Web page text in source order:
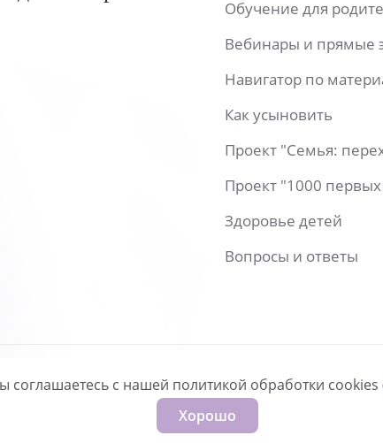
Обучение для
Вебинары и прямые
Навигатор по
Как усыновить
Проект "Семья:
Проект "1000
Здоровье детей
Вопросы и ответы
соглашаетесь с нашей политикой обработки cookies
Хорошо